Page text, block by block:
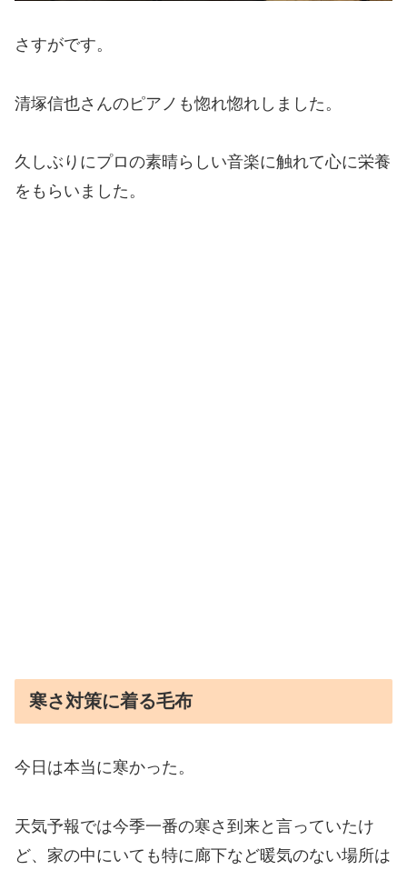
さすがです。
清塚信也さんのピアノも惚れ惚れしました。
久しぶりにプロの素晴らしい音楽に触れて心に栄養
をもらいました。
寒さ対策に着る毛布
今日は本当に寒かった。
天気予報では今季一番の寒さ到来と言っていたけ
ど、家の中にいても特に廊下など暖気のない場所は